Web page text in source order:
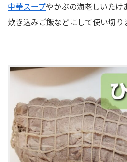
中華スープやかぶの海老しいたけ
炊き込みご飯などにして使い切り